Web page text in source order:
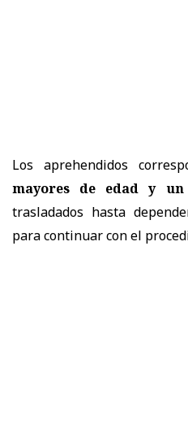
Los aprehendidos
mayores de edad y
trasladados hasta
para continuar con el